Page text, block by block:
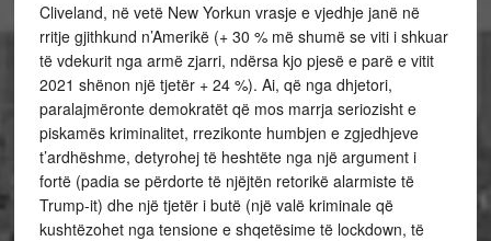
Cliveland, në vetë New Yorkun vrasje e vjedhje janë në
rritje gjithkund n’Amerikë (+ 30 % më shumë se viti i shkuar
të vdekurit nga armë zjarri, ndërsa kjo pjesë e parë e vitit
2021 shënon një tjetër + 24 %). Ai, që nga dhjetori,
paralajmëronte demokratët që mos marrja seriozisht e
piskamës kriminalitet, rrezikonte humbjen e zgjedhjeve
t’ardhëshme, detyrohej të heshtëte nga një argument i
fortë (padia se përdorte të njëjtën retorikë alarmiste të
Trump-it) dhe një tjetër i butë (një valë kriminale që
kushtëzohet nga tensione e shqetësime të lockdown, të